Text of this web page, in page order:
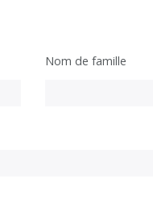
Nom de famille